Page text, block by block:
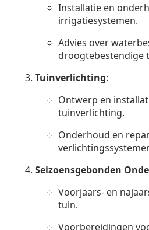
Installatie en
irrigatiesystemen.
Advies over
droogtebestendige
Tuinverlichting:
Ontwerp en
tuinverlichting.
Onderhoud en
Seizoensgebonden
Voorjaars- en
tuin.
Voorbereidingen